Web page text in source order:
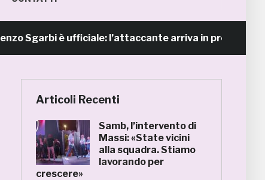
è ufficiale: l’attaccante arriva in prestito dal
Articoli Recenti
Samb, l’intervento di
Massi: «State vicini
alla squadra. Stiamo
lavorando per
crescere»